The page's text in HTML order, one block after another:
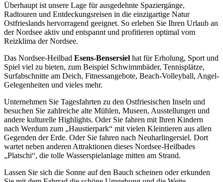
Überhaupt ist unsere Lage für ausgedehnte Spaziergänge,
Radtouren und Entdeckungsreisen in die einzigartige Natur
Ostfrieslands hervorragend geeignet. So erleben Sie Ihren Urlaub an
der Nordsee aktiv und entspannt und profitieren optimal vom
Reizklima der Nordsee.
Das Nordsee-Heilbad Esens-Bensersiel hat für Erholung, Sport und
Spiel viel zu bieten, zum Beispiel Schwimmbäder, Tennisplätze,
Surfabschnitte am Deich, Fitnessangebote, Beach-Volleyball, Angel-
Gelegenheiten und vieles mehr.
Unternehmen Sie Tagesfahrten zu den Ostfriesischen Inseln und
besuchen Sie zahlreiche alte Mühlen, Museen, Ausstellungen und
andere kulturelle Highlights. Oder Sie fahren mit Ihren Kindern
nach Werdum zum „Haustierpark“ mit vielen Kleintieren aus allen
Gegenden der Erde. Oder Sie fahren nach Neuharlingersiel. Dort
wartet neben anderen Attraktionen dieses Nordsee-Heilbades
„Platschi“, die tolle Wasserspielanlage mitten am Strand.
Lassen Sie sich die Sonne auf den Bauch scheinen oder erkunden